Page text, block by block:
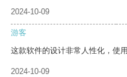
2024-10-09
游客
这款软件的设计非常人性化，使
2024-10-09